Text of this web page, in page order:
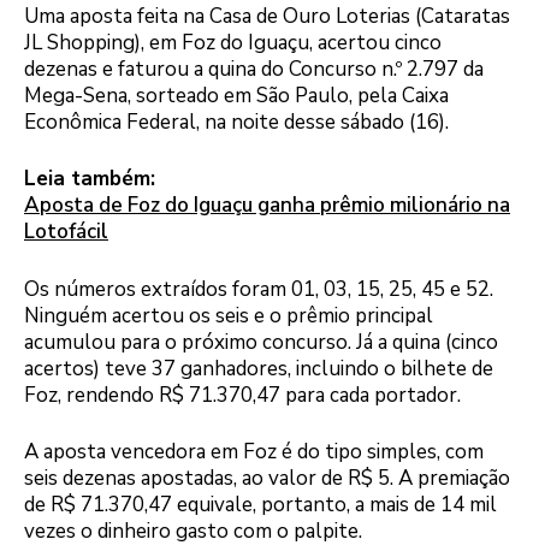
Uma aposta feita na Casa de Ouro Loterias (Cataratas
JL Shopping), em Foz do Iguaçu, acertou cinco
dezenas e faturou a quina do Concurso n.º 2.797 da
Mega-Sena, sorteado em São Paulo, pela Caixa
Econômica Federal, na noite desse sábado (16).
Leia também:
Aposta de Foz do Iguaçu ganha prêmio milionário na
Lotofácil
Os números extraídos foram 01, 03, 15, 25, 45 e 52.
Ninguém acertou os seis e o prêmio principal
acumulou para o próximo concurso. Já a quina (cinco
acertos) teve 37 ganhadores, incluindo o bilhete de
Foz, rendendo R$ 71.370,47 para cada portador.
A aposta vencedora em Foz é do tipo simples, com
seis dezenas apostadas, ao valor de R$ 5. A premiação
de R$ 71.370,47 equivale, portanto, a mais de 14 mil
vezes o dinheiro gasto com o palpite.